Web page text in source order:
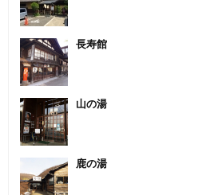
長寿館
山の湯
鹿の湯